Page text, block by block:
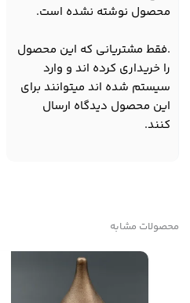
محصول نوشته نشده است.
.فقط مشتریانی که این محصول
را خریداری کرده اند و وارد
سیستم شده اند میتوانند برای
این محصول دیدگاه ارسال
کنند.
محصولات مشابه